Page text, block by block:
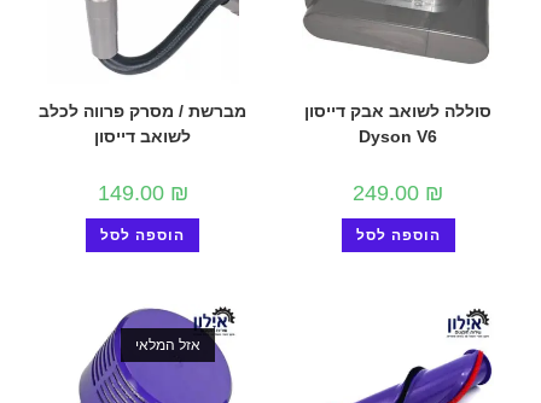
סוללה לשואב אבק דייסון
Dyson V6
249.00 ₪
הוספה לסל
מברשת / מסרק פרווה לכלב
לשואב דייסון
149.00 ₪
הוספה לסל
אזל המלאי